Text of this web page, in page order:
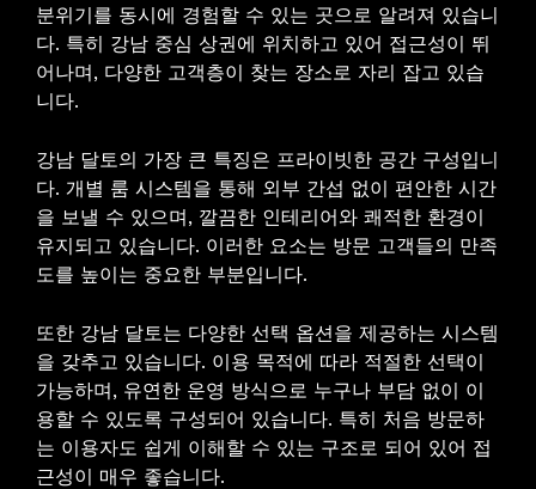
분위기를 동시에 경험할 수 있는 곳으로 알려져 있습니
다. 특히 강남 중심 상권에 위치하고 있어 접근성이 뛰
어나며, 다양한 고객층이 찾는 장소로 자리 잡고 있습
니다.
강남 달토의 가장 큰 특징은 프라이빗한 공간 구성입니
다. 개별 룸 시스템을 통해 외부 간섭 없이 편안한 시간
을 보낼 수 있으며, 깔끔한 인테리어와 쾌적한 환경이
유지되고 있습니다. 이러한 요소는 방문 고객들의 만족
도를 높이는 중요한 부분입니다.
또한 강남 달토는 다양한 선택 옵션을 제공하는 시스템
을 갖추고 있습니다. 이용 목적에 따라 적절한 선택이
가능하며, 유연한 운영 방식으로 누구나 부담 없이 이
용할 수 있도록 구성되어 있습니다. 특히 처음 방문하
는 이용자도 쉽게 이해할 수 있는 구조로 되어 있어 접
근성이 매우 좋습니다.